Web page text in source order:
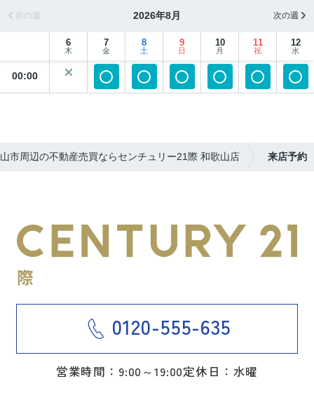
前の週 2026年8月 次の週
6
木
7
金
8
土
9
日
10
月
11
祝
12
水
00:00
市周辺の不動産売買ならセンチュリー21際 和歌山店 来店予約
0120-555-635
営業時間：9:00～19:00定休日：水曜